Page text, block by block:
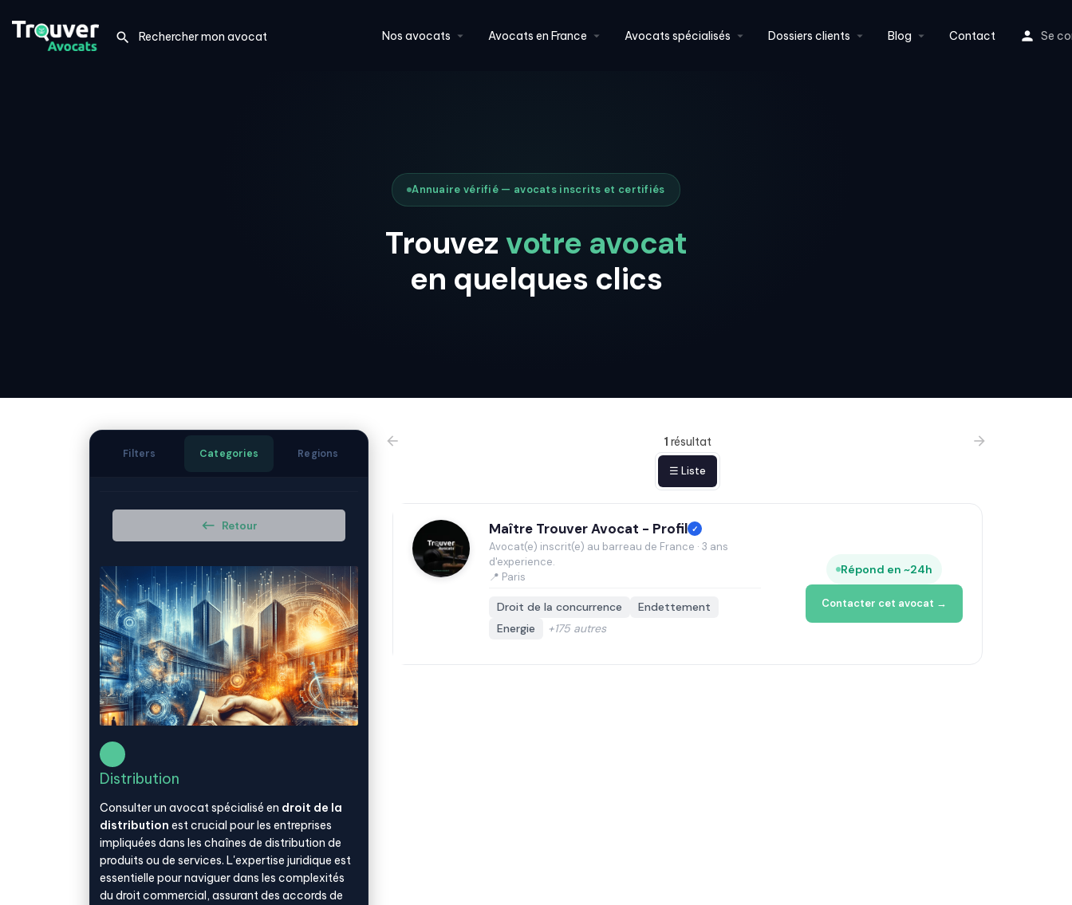
Nos avocats Avocats en France Avocats spécialisés Dossiers clients Blog Contact Se
Annuaire vérifié — avocats inscrits et certifiés
Trouvez votre avocat
en quelques clics
Filters Categories Regions
Retour
Distribution
Consulter un avocat spécialisé en droit de la
distribution est crucial pour les entreprises
impliquées dans les chaînes de distribution de
produits ou de services. L'expertise juridique est
essentielle pour naviguer dans les complexités
du droit commercial, assurant des accords de
1 résultat
☰ Liste
Maître Trouver Avocat - Profil ✓
Avocat(e) inscrit(e) au barreau de France · 3 ans
d'experience.
📍 Paris
Droit de la concurrence
Endettement
Energie
+175 autres
Répond en ~24h
Contacter cet avocat →